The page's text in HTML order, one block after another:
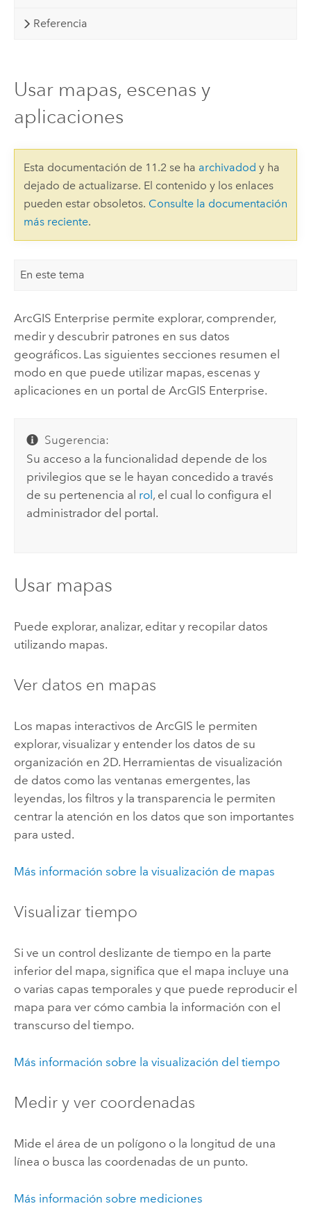
Referencia
Usar mapas, escenas y
aplicaciones
Esta documentación de 11.2 se ha archivadod y ha
dejado de actualizarse. El contenido y los enlaces
pueden estar obsoletos. Consulte la documentación
más reciente.
En este tema
ArcGIS Enterprise permite explorar, comprender,
medir y descubrir patrones en sus datos
geográficos. Las siguientes secciones resumen el
modo en que puede utilizar mapas, escenas y
aplicaciones en un portal de ArcGIS Enterprise.
Sugerencia:
Su acceso a la funcionalidad depende de los
privilegios que se le hayan concedido a través
de su pertenencia al rol , el cual lo configura el
administrador del portal.
Usar mapas
Puede explorar, analizar, editar y recopilar datos
utilizando mapas.
Ver datos en mapas
Los mapas interactivos de ArcGIS le permiten
explorar, visualizar y entender los datos de su
organización en 2D. Herramientas de visualización
de datos como las ventanas emergentes, las
leyendas, los filtros y la transparencia le permiten
centrar la atención en los datos que son importantes
para usted.
Más información sobre la visualización de mapas
Visualizar tiempo
Si ve un control deslizante de tiempo en la parte
inferior del mapa, significa que el mapa incluye una
o varias capas temporales y que puede reproducir el
mapa para ver cómo cambia la información con el
transcurso del tiempo.
Más información sobre la visualización del tiempo
Medir y ver coordenadas
Mide el área de un polígono o la longitud de una
línea o busca las coordenadas de un punto.
Más información sobre mediciones